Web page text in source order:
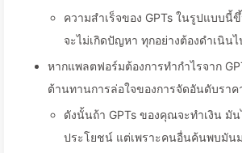
ความสำเร็จของ GPTs ในรูปแบบนี้
จะไม่เกิดปัญหา ทุกอย่างต้องดำเนิน
หากแพลตฟอร์มต้องการทำกำไรจาก
ต้านทานการล่อใจของการจัดอันดับรา
ดังนั้นถ้า GPTs ของคุณจะทำเงิน มั
ประโยชน์ แต่เพราะคนอื่นค้นพบมัน